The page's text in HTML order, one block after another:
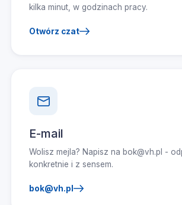
kilka minut, w godzinach pracy.
Otwórz czat
E-mail
Wolisz mejla? Napisz na bok@vh.pl -
konkretnie i z sensem.
bok@vh.pl